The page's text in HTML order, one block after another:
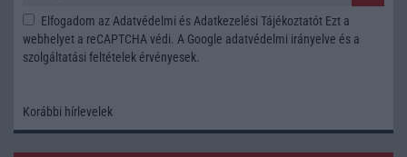
Elfogadom az Adatvédelmi és Adatkezelési Tájékoztatót Ezt a
webhelyet a reCAPTCHA védi. A Google adatvédelmi irányelve és a
szolgáltatási feltételek érvényesek.
Korábbi hírlevelek